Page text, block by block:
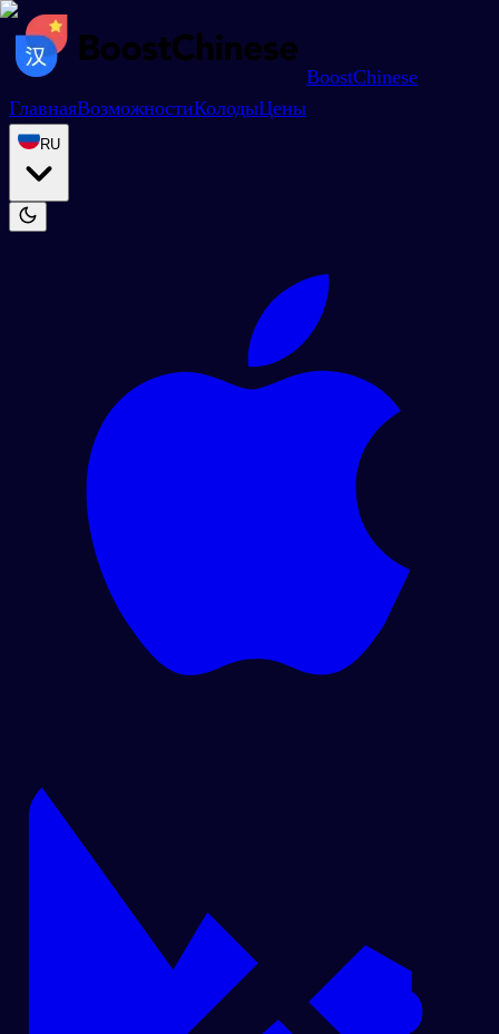
BoostChinese
ГлавнаяВозможностиКолодыЦены
RU